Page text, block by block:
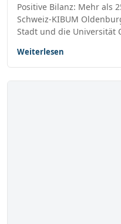
Positive Bilanz: Mehr als
Schweiz-KIBUM
Stadt und die Universität
Weiterlesen